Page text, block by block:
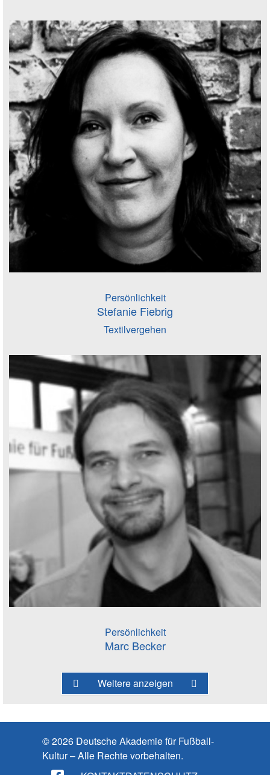
Persönlichkeit
Stefanie Fiebrig
Textilvergehen
Persönlichkeit
Marc Becker
Weitere anzeigen
© 2026 Deutsche Akademie für Fußball-
Kultur – Alle Rechte vorbehalten.